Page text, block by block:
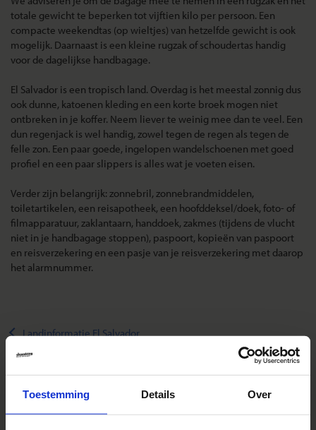
Toestemming Details Over
totale gewicht te beperken tot vijftien kilo per persoon. Een
compacte weekendtas (op wieltjes) van hetzelfde gewicht is ook
mogelijk. Daarnaast is een kleine rugzak of schoudertas handig
voor de dagelijkse handbagage.
El Salvador is een tropisch land. Overdag is het meestal zonnig dus
ook dunne, katoenen kleding en een korte broek mogen niet
ontbreken in je koffer. Neem liever te weinig mee dan te veel. Een
dun regenjack is wel handig, zowel tegen de regen als tegen de
felle zon. Een paar goede, ingelopen wandelschoenen met goed
profiel en een paar slippers is alles wat je voeten eisen.
Verder zijn belangrijk: zonnebril, zonnebrandmiddelen,
toiletartikelen, een reisapotheek, een hoofddeksel/doek, foto- of
filmapparatuur, zaklantaarn, handdoek, zakmes (tijdens de vlucht
niet in je handbagage stoppen), paspoort, kopieën van paspoort
en reisverzekering en een pasje van je reisverzekering met daarop
het alarmnummer.
Landinformatie El Salvador
Reizen met Shoestring